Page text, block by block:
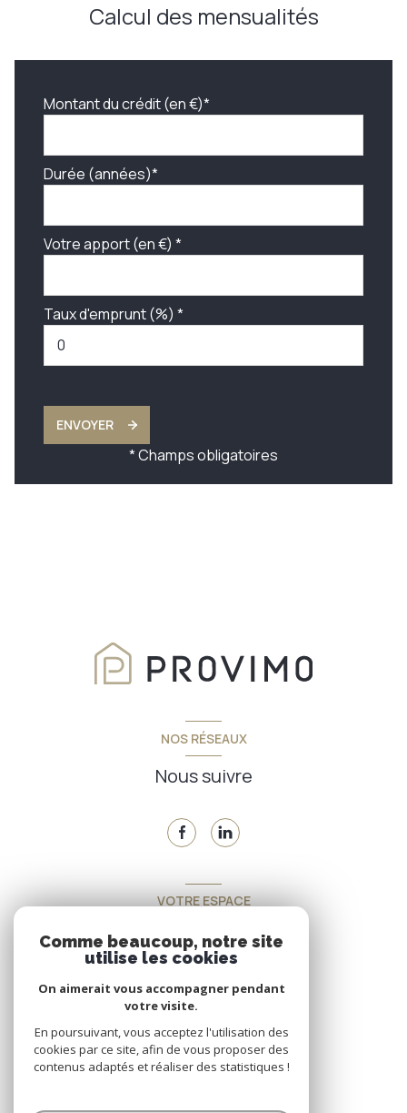
Calcul des mensualités
Montant du crédit (en €)*
Durée (années)*
Votre apport (en €) *
Taux d'emprunt (%) *
ENVOYER
* Champs obligatoires
NOS RÉSEAUX
Nous suivre
VOTRE ESPACE
Espace propriétaire
SE CONNECTER
Comme beaucoup, notre site
utilise les cookies
On aimerait vous accompagner pendant
votre visite.
En poursuivant, vous acceptez l'utilisation des
cookies par ce site, afin de vous proposer des
contenus adaptés et réaliser des statistiques !